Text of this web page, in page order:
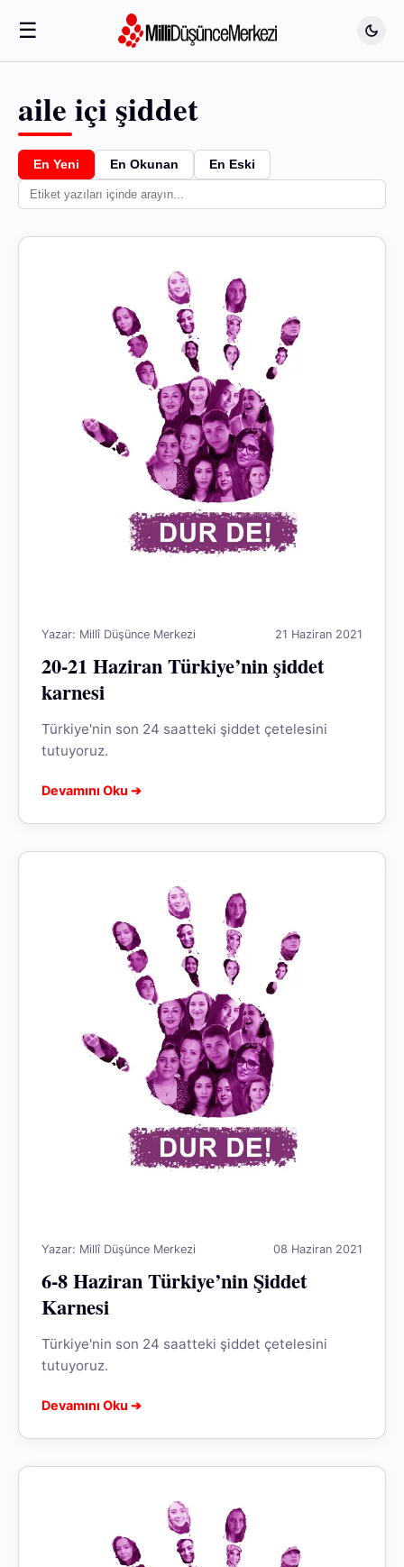
☰
aile içi şiddet
En Yeni En Okunan En Eski
Yazar: Millî Düşünce Merkezi 21 Haziran 2021
20-21 Haziran Türkiye’nin şiddet
karnesi
Türkiye'nin son 24 saatteki şiddet çetelesini
tutuyoruz.
Devamını Oku ➔
Yazar: Millî Düşünce Merkezi 08 Haziran 2021
6-8 Haziran Türkiye’nin Şiddet
Karnesi
Türkiye'nin son 24 saatteki şiddet çetelesini
tutuyoruz.
Devamını Oku ➔